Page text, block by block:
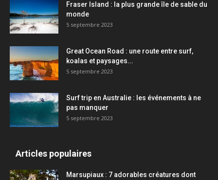
Fraser Island : la plus grande île de sable du
monde
5 septembre 2023
Great Ocean Road : une route entre surf,
koalas et paysages...
5 septembre 2023
Surf trip en Australie : les événements à ne
pas manquer
5 septembre 2023
Articles populaires
Marsupiaux : 7 adorables créatures dont